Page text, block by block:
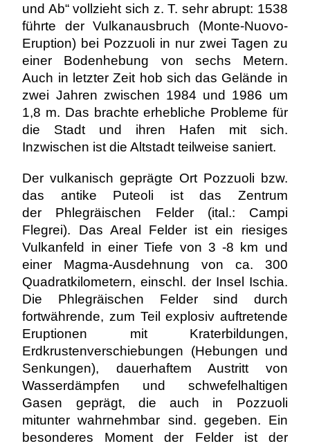
und Ab“ vollzieht sich z. T. sehr abrupt: 1538
führte der Vulkanausbruch (Monte-Nuovo-
Eruption) bei Pozzuoli in nur zwei Tagen zu
einer Bodenhebung von sechs Metern.
Auch in letzter Zeit hob sich das Gelände in
zwei Jahren zwischen 1984 und 1986 um
1,8 m. Das brachte erhebliche Probleme für
die Stadt und ihren Hafen mit sich.
Inzwischen ist die Altstadt teilweise saniert.
Der vulkanisch geprägte Ort Pozzuoli bzw.
das antike Puteoli ist das Zentrum
der Phlegräischen Felder (ital.: Campi
Flegrei). Das Areal Felder ist ein riesiges
Vulkanfeld in einer Tiefe von 3 -8 km und
einer Magma-Ausdehnung von ca. 300
Quadratkilometern, einschl. der Insel Ischia.
Die Phlegräischen Felder sind durch
fortwährende, zum Teil explosiv auftretende
Eruptionen mit Kraterbildungen,
Erdkrustenverschiebungen (Hebungen und
Senkungen), dauerhaftem Austritt von
Wasserdämpfen und schwefelhaltigen
Gasen geprägt, die auch in Pozzuoli
mitunter wahrnehmbar sind. gegeben. Ein
besonderes Moment der Felder ist der